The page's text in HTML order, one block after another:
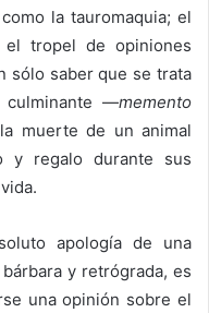
la tauromaquia; el
tropel de opiniones
sólo saber que se trata
culminante —memento
muerte de un animal
y regalo durante sus
apología de una
y retrógrada, es
una opinión sobre el